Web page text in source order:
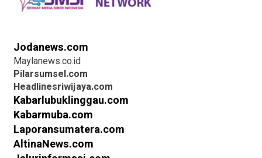
Jodanews.com
Maylanews.co.id
Pilarsumsel.com
Headlinesriwijaya.com
Kabarlubuklinggau.com
Kabarmuba.com
Laporansumatera.com
AltinaNews.com